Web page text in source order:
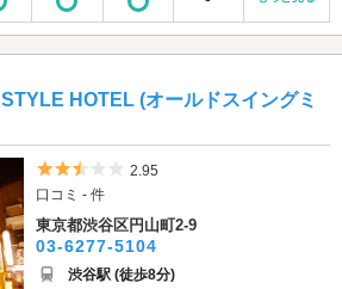
HOTEL (オールドスイングミ
5つ星のうち2.5
2.95
口コミ - 件
東京都渋谷区円山町2-9
03-6277-5104
渋谷駅 (徒歩8分)